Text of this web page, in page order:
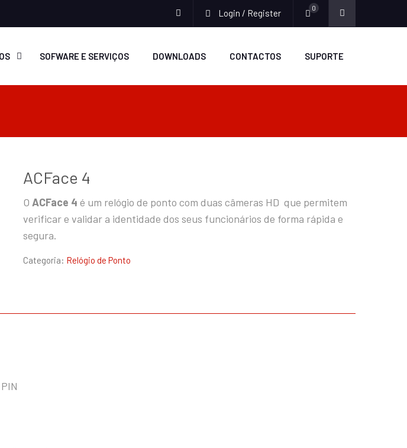
Login / Register 0
SOFWARE E SERVIÇOS DOWNLOADS CONTACTOS SUPORTE
ACFace 4
O ACFace 4 é um relógio de ponto com duas câmeras HD que permitem
verificar e validar a identidade dos seus funcionários de forma rápida e
segura.
Categoria: Relógio de Ponto